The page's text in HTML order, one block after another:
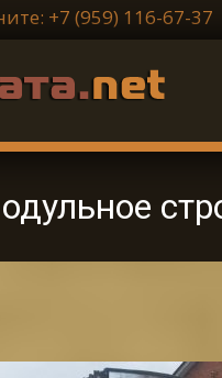
+7 (959) 116-67-37